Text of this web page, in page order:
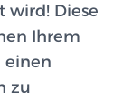
wird! Diese
Ihrem
einen
zu